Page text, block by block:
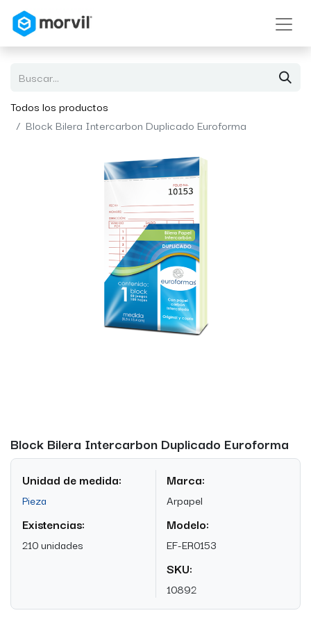
Todos los productos
Block Bilera Intercarbon Duplicado Euroforma
Block Bilera Intercarbon Duplicado Euroforma
Unidad de medida:
Pieza
Existencias:
210 unidades
Marca:
Arpapel
Modelo:
EF-ER0153
SKU:
10892